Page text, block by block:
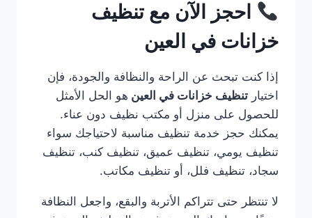
احجز الآن مع تنظيف
خزانات في العين
إذا كنت تبحث عن الراحة والنظافة والجودة، فإن
اختيار تنظيف خزانات في العين هو الحل الأمثل
للحصول على منزل أو مكتب نظيف دون عناء.
يمكنك حجز خدمة تنظيف مناسبة لاحتياجك سواء
تنظيف يومي، تنظيف عميق، تنظيف كنب، تنظيف
سجاد، تنظيف فلل، أو تنظيف مكاتب.
لا تنتظر حتى تتراكم الأتربة والبقع، واجعل النظافة